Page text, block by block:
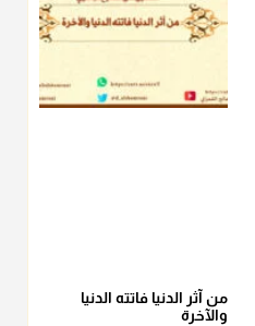
إلا بعد ذلك لم تجزه لقولهﷺ:
هذه الأيام وأراد إخراج القيمة
من آثر الدنيا فاتته الدنيا
والآخرة